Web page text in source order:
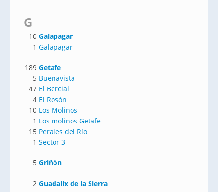
G
10 Galapagar
1 Galapagar
189 Getafe
5 Buenavista
47 El Bercial
4 El Rosón
10 Los Molinos
1 Los molinos Getafe
15 Perales del Río
1 Sector 3
5 Griñón
2 Guadalix de la Sierra